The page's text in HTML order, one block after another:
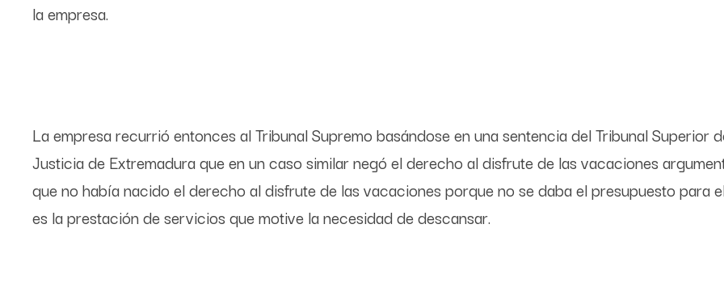
la empresa.
La empresa recurrió entonces al Tribunal Supremo basándose en una sentencia del Tribunal Superior
Justicia de Extremadura que en un caso similar negó el derecho al disfrute de las vacaciones
que no había nacido el derecho al disfrute de las vacaciones porque no se daba el presupuesto para
es la prestación de servicios que motive la necesidad de descansar.